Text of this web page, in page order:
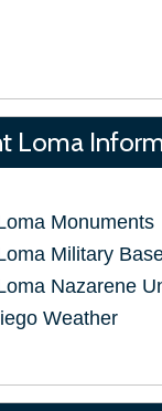
Loma
Monuments
Military
Nazarene
Weather